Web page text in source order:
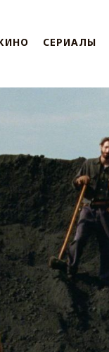
СЕРИАЛЫ